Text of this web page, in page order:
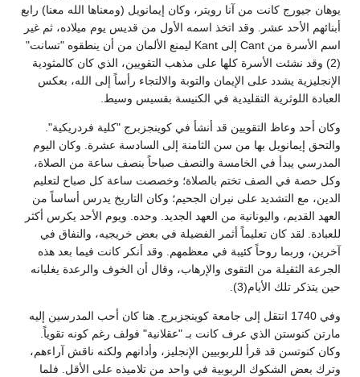
يوهان جيورج كانت من آنا رويتر، وكان إيمانويل (ومعناها الله معنا) رابع
أبنائهم الأحد عشر. وقد اتخذ اسمه الأول من قديس يوم ميلاده، ثم غير
اسم الأسرة من Cant إلى Kant ليمنع الألمان من أن ينطقوه "تسانت"
(2) وقد نشئت الأسرة كلها على مذهب التقويين، الذي كان كالمثودية
الإنجليزية يشدد على الإيمان والتوبة والالتجاء رأساً إلى الله، بعكس
العبادة اللوثرية التقليدية في الكنيسة بقسيس وسيط.
وكان أحد وعاظ التقويين قد أنشأ في كوينجزبرج "كلية فردريكية".
والتحق إيمانويل بها من سن الثامنة إلى السادسة عشرة. وكان اليوم
المدرسي يبدأ في الخامسة والنصف صباحاً بنصف ساعة من الصلاة،
وكل حصة في الصف تختم بالصلاة؛ وخصصت ساعة كل صباح لتعليم
الدين، مع التشديد على نيران الجحيم؛ وكان التاريخ يدرس أساساً من
العهد القديم، واليونانية من العهد الجديد. وحده. ويوم الأحد يكرس أكثر
للعبادة. لقد كان تعليماً أثمر الفضيلة في بعض خريجيه، والنفاق في
آخرين، وربما روحاً كئيبة في معظمهم. وقد أنكر كانت فيما بعد هذه
الجرعة الثقيلة من التقوى والإرهاب، وقال أن الخوف والرعدة يغلبانه
حين يتذكر تلك الأيام(3).
وفي 1740 انتقل إلى جامعة كوينجزبرج. هنا كان أحب المدرسين إليه
مارتن كنوستن الذي عرف كانت بـ "عقلانية" فولف رغم كونه تقوياً.
وكان كنوتسن قد قرأ للربوبيين الإنجليز، وأدانهم ولكنه ناقش آراءهم،
وترك بعض الشكوك الربوبية في واحد من تلاميذه على الأقل. فلما